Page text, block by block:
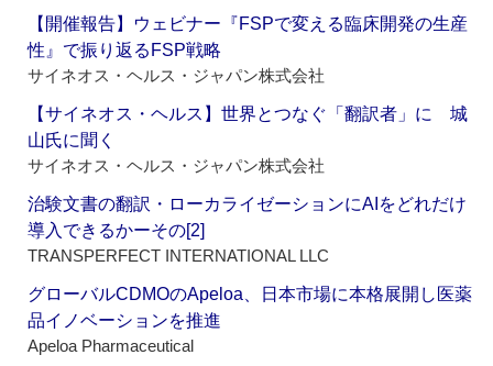
【開催報告】ウェビナー『FSPで変える臨床開発の生産
性』で振り返るFSP戦略
サイネオス・ヘルス・ジャパン株式会社
【サイネオス・ヘルス】世界とつなぐ「翻訳者」に 城
山氏に聞く
サイネオス・ヘルス・ジャパン株式会社
治験文書の翻訳・ローカライゼーションにAIをどれだけ
導入できるかーその[2]
TRANSPERFECT INTERNATIONAL LLC
グローバルCDMOのApeloa、日本市場に本格展開し医薬
品イノベーションを推進
Apeloa Pharmaceutical